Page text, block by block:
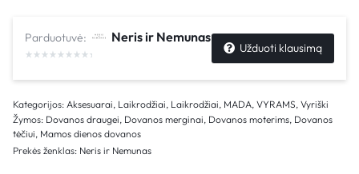
Parduotuvė: Neris ir Nemunas
Užduoti klausimą
Kategorijos: Aksesuarai, Laikrodžiai, Laikrodžiai, MADA, VYRAMS, Vyriški
Žymos: Dovanos draugei, Dovanos merginai, Dovanos moterims, Dovanos
tėčiui, Mamos dienos dovanos
Prekės ženklas: Neris ir Nemunas